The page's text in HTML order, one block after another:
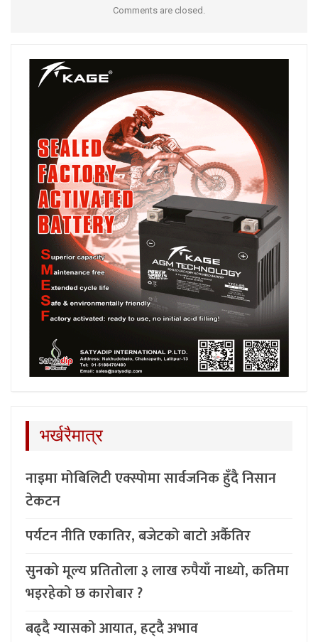
Comments are closed.
भर्खरैमात्र
नाइमा मोबिलिटी एक्स्पोमा सार्वजनिक हुँदै निसान
टेकटन
पर्यटन नीति एकातिर, बजेटको बाटो अर्कैतिर
सुनको मूल्य प्रतितोला ३ लाख रुपैयाँ नाध्यो, कतिमा
भइरहेको छ कारोबार ?
बढ्दै ग्यासको आयात, हट्दै अभाव